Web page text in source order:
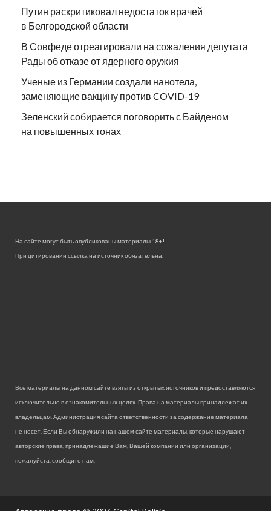
Путин раскритиковал недостаток врачей
в Белгородской области
В Совфеде отреагировали на сожаления депутата
Рады об отказе от ядерного оружия
Ученые из Германии создали нанотела,
заменяющие вакцину против COVID-19
Зеленский собирается поговорить с Байденом
на повышенных тонах
На сайте могут быть опубликованы материалы 18+!
При цитировании ссылка на источник обязательна.
Все материалы на данном сайте взяты из открытых источников и предоставляются
исключительно в ознакомительных целях. Права на материалы принадлежат их
владельцам. Администрация сайта ответственности за содержание материала
не несет. Если Вы обнаружили на нашем сайте материалы, которые нарушают
авторские права, принадлежащие Вам, Вашей компании или организации,
пожалуйста, сообщите нам.